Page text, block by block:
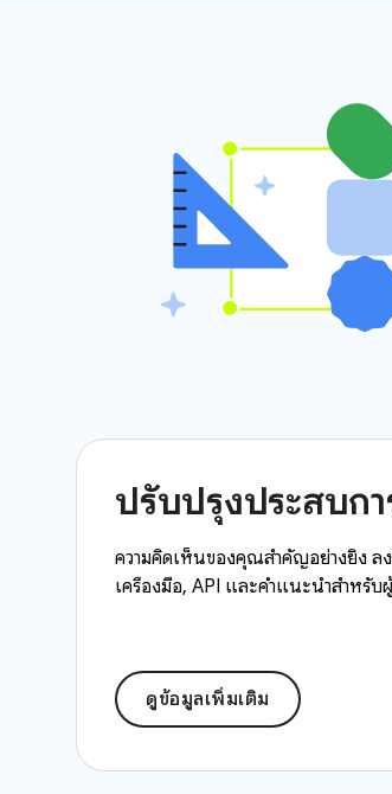
ปรับปรุงประสบ
ความคิดเห็นของคุณสำคัญอย่างยิ่ง ลง
เครื่องมือ, API และคำแนะนำสำหรับ
ดูข้อมูลเพิ่มเติม